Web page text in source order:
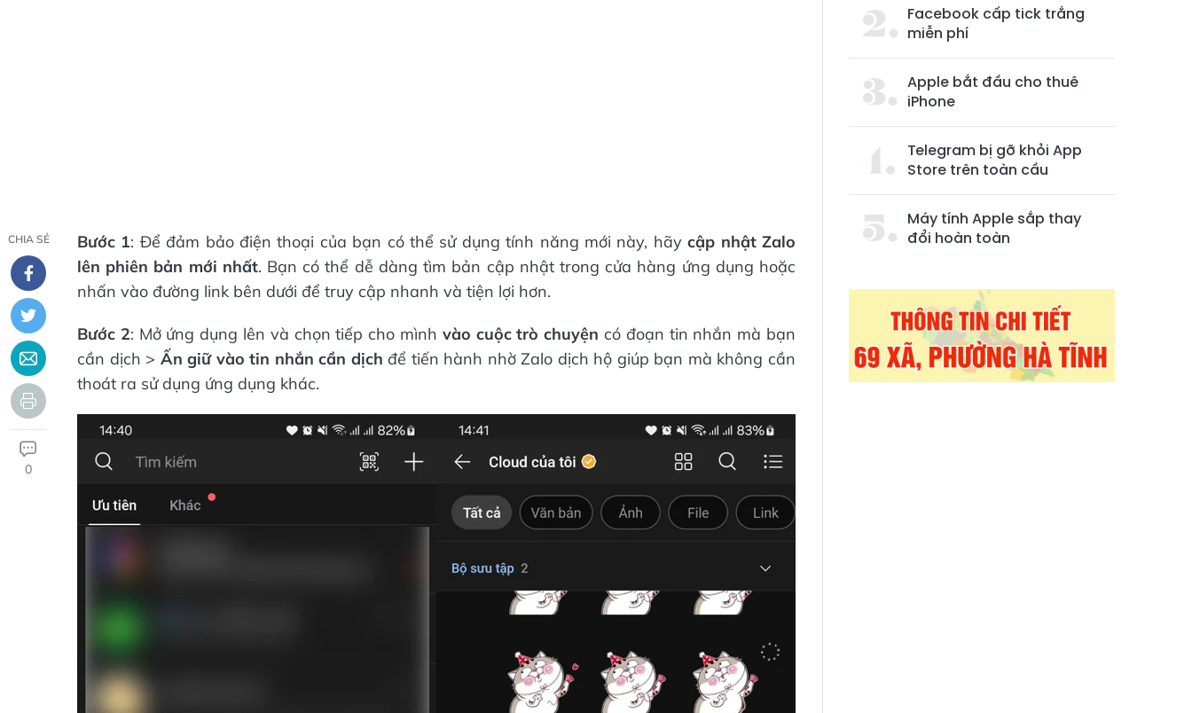
CHIA SẺ
0
Bước 1: Để đảm bảo điện thoại của bạn có thể sử dụng tính năng mới này, hãycập nhật Zalo
lên phiên bản mới nhất. Bạn có thể dễ dàng tìm bản cập nhật trong cửa hàng ứng dụng hoặc
nhấn vào đường link bên dưới để truy cập nhanh và tiện lợi hơn.
Bước 2: Mở ứng dụng lên và chọn tiếp cho mình vào cuộc trò chuyện có đoạn tin nhắn mà bạn
cần dịch > Ấn giữ vào tin nhắn cần dịchđể tiến hành nhờ Zalo dịch hộ giúp bạn mà không cần
thoát ra sử dụng ứng dụng khác.
Facebook cấp tick trắng
miễn phí
Apple bắt đầu cho thuê
iPhone
Telegram bị gỡ khỏi App
Store trên toàn cầu
Máy tính Apple sắp thay
đổi hoàn toàn